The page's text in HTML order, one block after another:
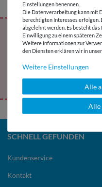
Melde Dich jetzt
an und erhalte
Jetzt
Einstellungen benennen.
Die Datenverarbeitung kann mit
berechtigten Interesses
abgelehnt werden. Es besteht
Einwilligung zu einem späteren
Weitere Informationen zur
den Diensten erklären wir in
Weitere Einstellungen
Alle
Alle
SCHNELL GEFUNDEN
Kundenservice
Kontakt